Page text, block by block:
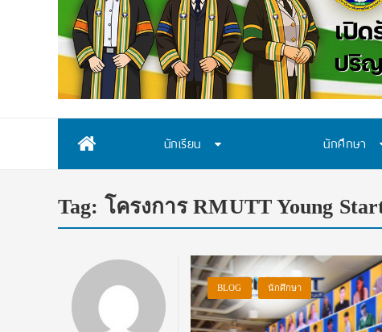
นักเรียน นักศึกษา
Tag: โครงการ RMUTT Young
BLOG นักศึกษา